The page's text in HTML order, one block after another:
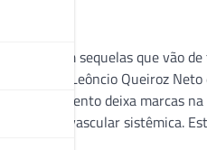
ficar com sequelas que vão
Leôncio Queiroz
o tratamento deixa marcas
vascular sistêmica.